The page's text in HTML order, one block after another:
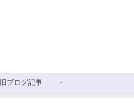
旧ブログ記事